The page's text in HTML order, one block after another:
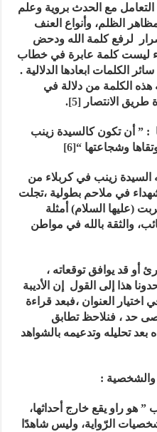
التعامل مع الحدث بروية وعلم
الظلم، وأنواع العنف
لرفع كلمة الله ودحض
ليست كلمة عابرة في خطاب
الكلمات ابعادها الدلالية .
هذه الكلمة من دلالة في
طريق الانتصار[5]
.
” أن تكون كالسيدة زينب
وتقاها وشجاعتها “[6]
زينب في كربلاء من
في ملاحم بطولية ،تجلت
(عليها السلام) أمثلة
والثقة بالله في مواطن
أو قد يوافق توقعاته ،
هذا إلى القول إن الأديبة
العنوان ،فبعد قراءة
حد ، فنلاحظ تطابق
بعد تحليله وتدعيمه بالشواهد
والشخصية :
هو راو يقع خارج أحداثها،
الرّواية، وليس شاهدً